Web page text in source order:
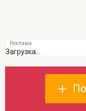
Загрузка...